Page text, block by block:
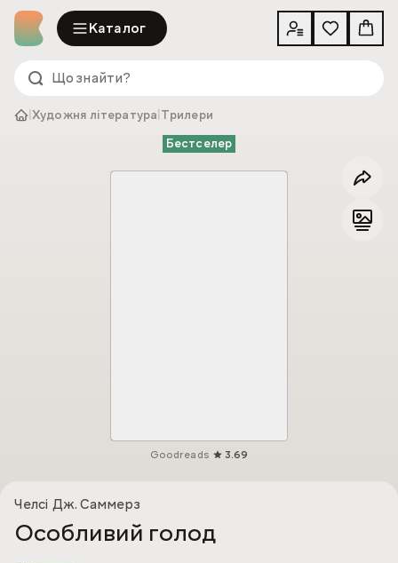
Каталог
|Художня література Трилери
Бестселер
Goodreads 3.69
Челсі Дж. Саммерз
Особливий голод